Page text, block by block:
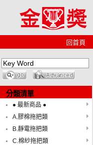
回首頁
分類清單
● 最新商品 ●
A.膠棉拖把類
B.靜電拖把類
C.棉紗拖把類